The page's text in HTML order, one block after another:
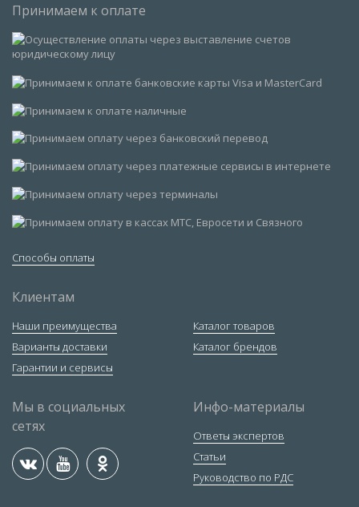
Принимаем к оплате
Способы оплаты
Клиентам
Наши преимущества
Варианты доставки
Гарантии и сервисы
Каталог товаров
Каталог брендов
Мы в социальных
сетях
Инфо-материалы
Ответы экспертов
Статьи
Руководство по РДС